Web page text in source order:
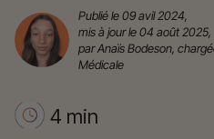
Publié le 09 avil 2024,
mis à jour le 04 août 2025,
par Anaïs Bodeson,
Médicale
4 min